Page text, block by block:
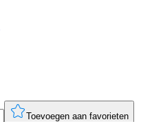
Toevoegen aan favorieten